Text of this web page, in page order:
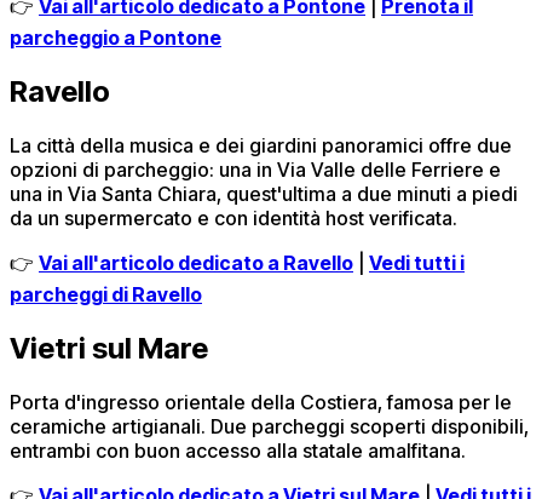
👉 Vai all'articolo dedicato a Pontone
Prenota il
parcheggio a Pontone
Ravello
La città della musica e dei giardini panoramici offre due
opzioni di parcheggio: una in Via Valle delle Ferriere e
una in Via Santa Chiara, quest'ultima a due minuti a piedi
da un supermercato e con identità host verificata.
👉 Vai all'articolo dedicato a Ravello
Vedi tutti i
parcheggi di Ravello
Vietri sul Mare
Porta d'ingresso orientale della Costiera, famosa per le
ceramiche artigianali. Due parcheggi scoperti disponibili,
entrambi con buon accesso alla statale amalfitana.